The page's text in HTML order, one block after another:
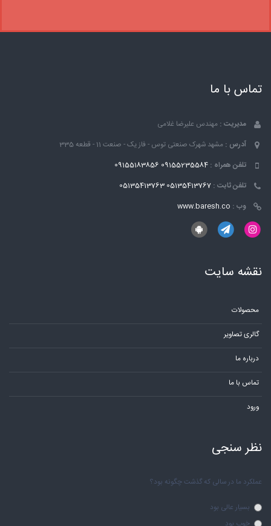
تماس با ما
مدیریت : مهندس علیرضا غلامی
آدرس : مشهد شهرک صنعتی توس - فاز یک - صنعت 11 - قطعه 335
تلفن همراه : 09155235584
09155183856
تلفن ثابت : 05135413767
05135413763
وب : www.baresh.co
نقشه سایت
محصولات
گالری تصاویر
درباره ما
تماس با ما
ورود
نظر سنجی
عملکرد ما در سالی که گذشت چگونه بود؟
بسیار عالی بود